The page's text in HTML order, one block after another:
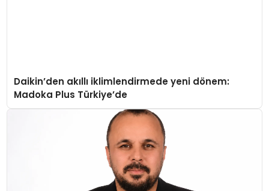
Daikin’den akıllı iklimlendirmede yeni dönem:
Madoka Plus Türkiye’de